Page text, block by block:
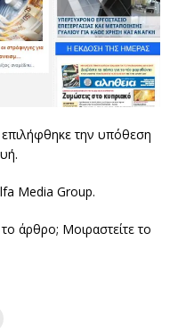
την υπόθεση
Media Group.
άρθρο; Μοιραστείτε το